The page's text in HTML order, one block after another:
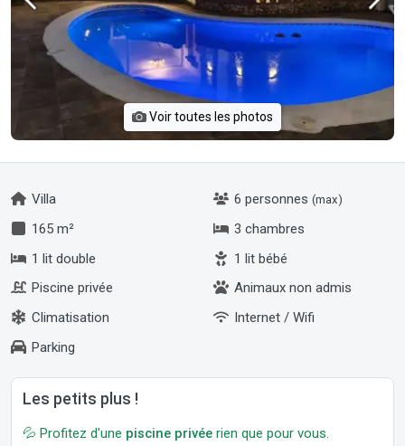
Voir toutes les photos
Villa 6 personnes (max)
165 m²
3 chambres
1 lit double
1 lit bébé
Piscine privée
Animaux non admis
Climatisation
Internet / Wifi
Parking
Les petits plus !
💦 Profitez d'une piscine privée rien que pour vous.